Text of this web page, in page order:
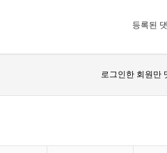
등록된
로그인한 회원만